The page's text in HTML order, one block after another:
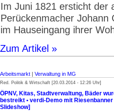
Im Juni 1821 ersticht der
Perückenmacher Johann
im Hauseingang ihrer
Zum Artikel »
Arbeitsmarkt | Verwaltung in MG
Red. Politik & Wirtschaft [20.03.2014 - 12:26 Uhr]
ÖPNV, Kitas, Stadtverwaltung, Bäder
bestreikt • verdi-Demo mit
Slideshow]